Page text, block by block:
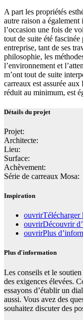
A part les propriétés
autre raison a
l’occasion une fois de
tout de suite été
entreprise, tant de ses
philosophie, les
l’environnement et
m’ont tout de suite
carreaux est assurée
réduit au minimum, est
Détails du projet
Projet:
Architecte:
Lieu:
Surface:
Achèvement:
Série de carreaux Mosa:
Inspiration
ouvrirTélécharger
ouvrirDécouvrir
ouvrirPlus
Plus d'information
Les conseils et le
des exigences élevées.
essayons d’établir un
aussi. Vous avez des
souhaitez discuter des